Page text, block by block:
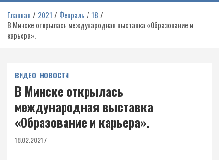
Главная 2021 Февраль
18
В Минске открылась международная выставка «Образование и
карьера».
ВИДЕО НОВОСТИ
В Минске открылась
международная выставка
«Образование и карьера».
18.02.2021